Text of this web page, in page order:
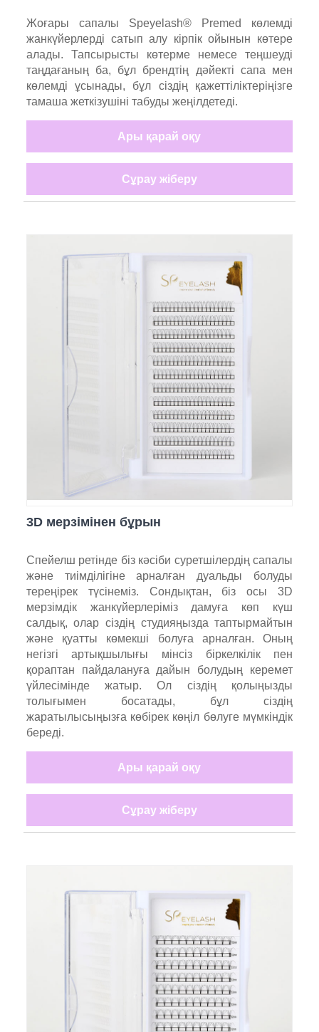
Жоғары сапалы Speyelash® Premed көлемді
жанкүйерлерді сатып алу кірпік ойынын көтере
алады. Тапсырысты көтерме немесе теңшеуді
таңдағаның ба, бұл брендтің дәйекті сапа мен
көлемді ұсынады, бұл сіздің қажеттіліктеріңізге
тамаша жеткізушіні табуды жеңілдетеді.
Ары қарай оқу
Сұрау жіберу
3D мерзімінен бұрын
Спейелш ретінде біз кәсіби суретшілердің сапалы
және тиімділігіне арналған дуальды болуды
тереңірек түсінеміз. Сондықтан, біз осы 3D
мерзімдік жанкүйерлеріміз дамуға көп күш
салдық, олар сіздің студияңызда таптырмайтын
және қуатты көмекші болуға арналған. Оның
негізгі артықшылығы мінсіз біркелкілік пен
қораптан пайдалануға дайын болудың керемет
үйлесімінде жатыр. Ол сіздің қолыңызды
толығымен босатады, бұл сіздің
жаратылысыңызға көбірек көңіл бөлуге мүмкіндік
береді.
Ары қарай оқу
Сұрау жіберу